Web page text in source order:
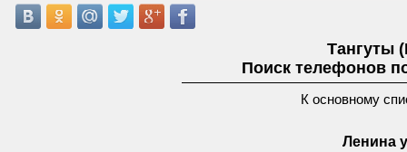
Тангуты
Поиск телефонов
К основному
Ленина